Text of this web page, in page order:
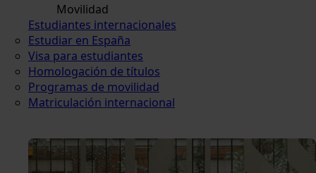
Movilidad
Estudiantes internacionales
Estudiar en España
Visa para estudiantes
Homologación de títulos
Programas de movilidad
Matriculación internacional